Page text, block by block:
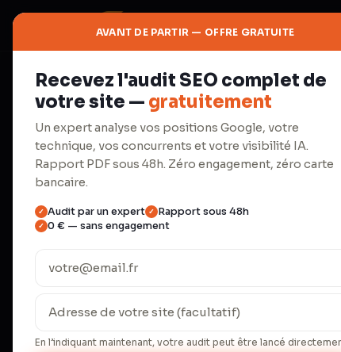
AVANT DE PARTIR — OFFRE GRATUITE
Recevez l'audit SEO complet de
votre site — gratuitement
Un expert analyse vos positions Google, votre
technique, vos concurrents et votre visibilité IA.
Rapport PDF sous 48h. Zéro engagement, zéro carte
bancaire.
✓ Audit par un expert ✓ Rapport sous 48h
✓ 0 € — sans engagement
En l’indiquant maintenant, votre audit peut être lancé
◈ IA
AEO &
Apparaissez dans ChatGPT,
Overviews de Google.
ChatGPT Search traite 37,5 millions